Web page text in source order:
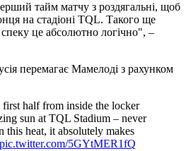
тайм матчу з роздягальні, щоб
на стадіоні TQL. Такого ще
це абсолютно логічно", –
перемагає Мамелоді з рахунком
first half from inside the locker
sun at TQL Stadium – never
this heat, it absolutely makes
pic.twitter.com/5GYtMER1fQ